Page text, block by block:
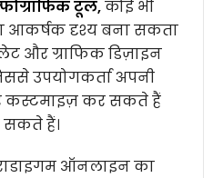
टूल,कोई भी
आकर्षक दृश्य बना सकता
और ग्राफिक डिज़ाइन
उपयोगकर्ता अपनी
कर सकते हैं
सकते हैं।
ऑनलाइन का